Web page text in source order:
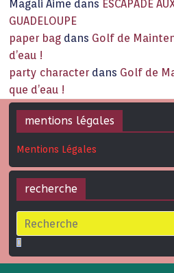
Magali Aime dans ESCAPADE
GUADELOUPE
paper bag dans Golf de
d’eau !
party character dans Golf de
que d’eau !
mentions légales
Mentions Légales
recherche